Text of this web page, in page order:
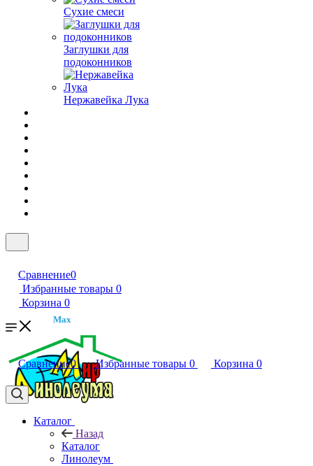
Сухие смеси
Заглушки для
подоконников
Нержавейка Лука
Сравнение0
Избранные товары 0
Корзина 0
Max
Сравнение0 Избранные товары 0 Корзина 0
Каталог
Назад
Каталог
Линолеум